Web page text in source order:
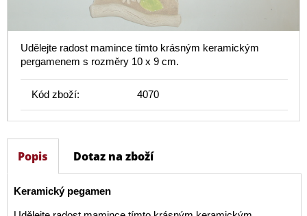
Udělejte radost mamince tímto krásným keramickým
pergamenem s rozměry 10 x 9 cm.
Kód zboží: 4070
Popis Dotaz na zboží
Keramický pegamen